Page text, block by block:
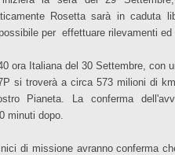
Rosetta sarà in caduta
per effettuare rilevamenti ed
ora Italiana del 30 Settembre, con
si troverà a circa 573 milioni di
Pianeta. La conferma
minuti dopo.
di missione avranno conferma